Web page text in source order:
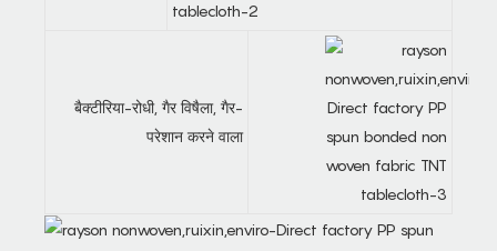
बैक्टीरिया-रोधी, गैर विषैला, गैर-
परेशान करने वाला